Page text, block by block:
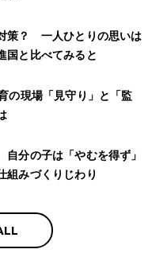
策？ 一人ひとりの思いは
と比べてみると
の現場「見守り」と「監
分の子は「やむを得ず」
みづくりじわり